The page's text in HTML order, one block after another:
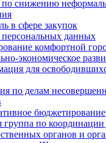
снижению
в сфере закупок
данных
комфортной
экономическое
для
по делам
бюджетирование
группа по координации
органов и